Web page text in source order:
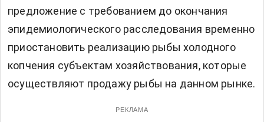
предложение с требованием до окончания
эпидемиологического расследования временно
приостановить реализацию рыбы холодного
копчения субъектам хозяйствования, которые
осуществляют продажу рыбы на данном рынке.
РЕКЛАМА